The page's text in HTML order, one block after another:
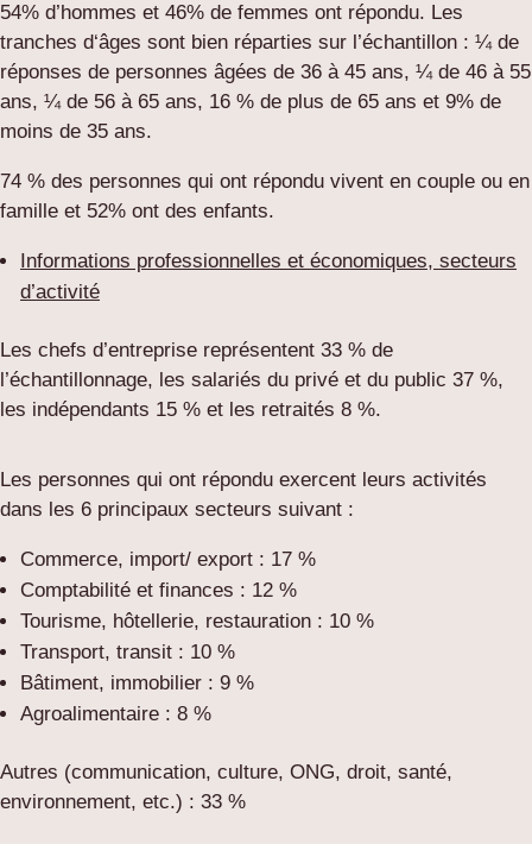
54% d’hommes et 46% de femmes ont répondu. Les
tranches d‘âges sont bien réparties sur l’échantillon : ¼ de
réponses de personnes âgées de 36 à 45 ans, ¼ de 46 à 55
ans, ¼ de 56 à 65 ans, 16 % de plus de 65 ans et 9% de
moins de 35 ans.
74 % des personnes qui ont répondu vivent en couple ou en
famille et 52% ont des enfants.
Informations professionnelles et économiques, secteurs
d’activité
Les chefs d’entreprise représentent 33 % de
l’échantillonnage, les salariés du privé et du public 37 %,
les indépendants 15 % et les retraités 8 %.
Les personnes qui ont répondu exercent leurs activités
dans les 6 principaux secteurs suivant :
Commerce, import/ export : 17 %
Comptabilité et finances : 12 %
Tourisme, hôtellerie, restauration : 10 %
Transport, transit : 10 %
Bâtiment, immobilier : 9 %
Agroalimentaire : 8 %
Autres (communication, culture, ONG, droit, santé,
environnement, etc.) : 33 %